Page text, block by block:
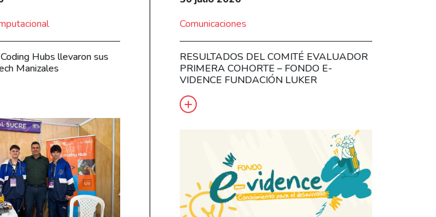
Hubs llevaron sus
Manizales
Comunicaciones
RESULTADOS DEL COMITÉ EVALUADOR
PRIMERA COHORTE – FONDO E-
VIDENCE FUNDACIÓN LUKER